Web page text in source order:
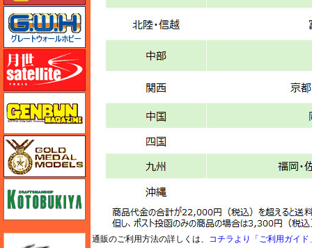
通販のご利用方法の詳しくは、 コチラより「ご利用ガイド
月世 サテライトツールス
ゴールドメダルモデルズ
サイバーホビー